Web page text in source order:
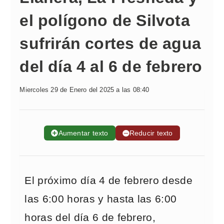
el polígono de Silvota
sufrirán cortes de agua
del día 4 al 6 de febrero
Miercoles 29 de Enero del 2025 a las 08:40
➕Aumentar texto ➖Reducir texto
El próximo día 4 de febrero desde
las 6:00 horas y hasta las 6:00
horas del día 6 de febrero,